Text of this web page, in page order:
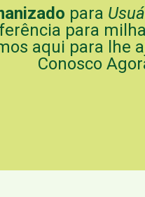
para
para
aqui para lhe
Conosco